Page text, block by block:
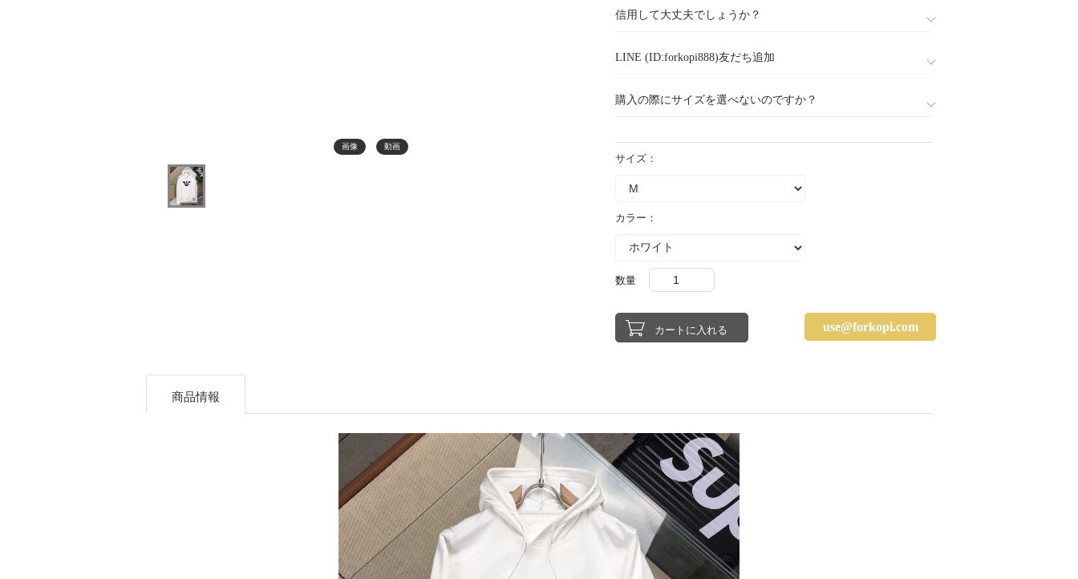
画像 動画
信用して大丈夫でしょうか？
LINE (ID:forkopi888)友だち追加
購入の際にサイズを選べないのですか？
サイズ：
カラー：
数量
use@forkopi.com
商品情報